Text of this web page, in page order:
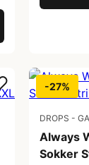
-27%
DROPS -
Always
Sokker